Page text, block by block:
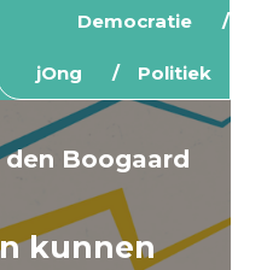
Democratie
jOng Politiek
den Boogaard
kunnen